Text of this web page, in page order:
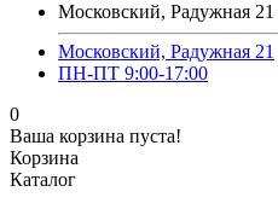
Московский, Радужная 21
Московский, Радужная 21
ПН-ПТ 9:00-17:00
0
Ваша корзина пуста!
Корзина
Каталог